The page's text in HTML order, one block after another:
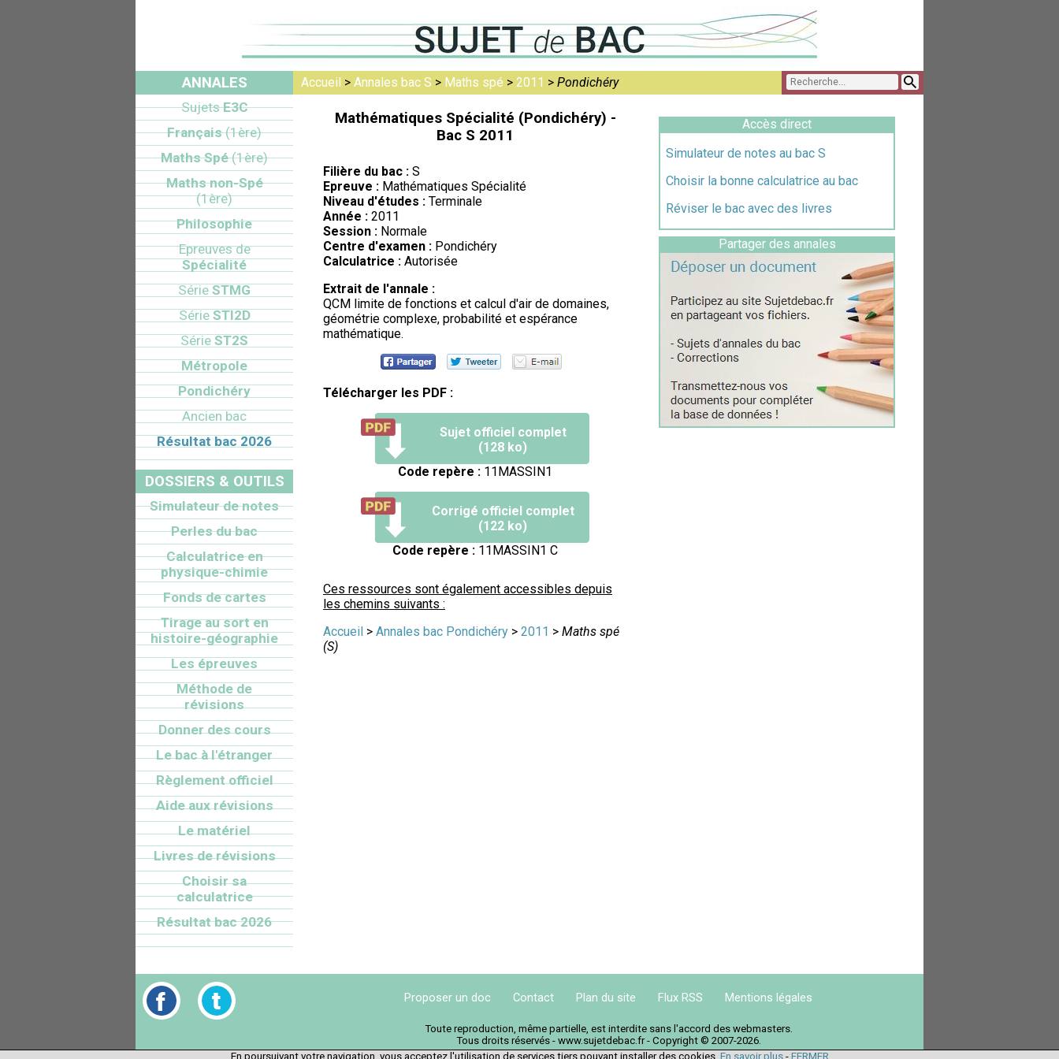
Accueil > Annales bac S > Maths spé > 2011 > Pondichéry
Mathématiques Spécialité (Pondichéry) -
Bac S 2011
Filière du bac : S
Epreuve : Mathématiques Spécialité
Niveau d'études : Terminale
Année : 2011
Session : Normale
Centre d'examen : Pondichéry
Calculatrice : Autorisée
Extrait de l'annale :
QCM limite de fonctions et calcul d'air de domaines,
géométrie complexe, probabilité et espérance
mathématique.
Télécharger les PDF :
Sujet officiel complet
(128 ko)
Code repère : 11MASSIN1
Corrigé officiel complet
(122 ko)
Code repère : 11MASSIN1 C
Ces ressources sont également accessibles depuis
les chemins suivants :
Accueil > Annales bac Pondichéry > 2011 > Maths spé
(S)
Accès direct
Simulateur de notes au bac S
Choisir la bonne calculatrice au bac
Réviser le bac avec des livres
Partager des annales
ANNALES
SujetsE3C
Français(1ère)
Maths Spé(1ère)
Maths non-Spé
(1ère)
Philosophie
Epreuves de
Spécialité
Série STMG
SérieSTI2D
Série ST2S
Métropole
Pondichéry
Ancien bac
Résultat bac 2026
DOSSIERS & OUTILS
Simulateur de notes
Perles du bac
Calculatrice en
physique-chimie
Fonds de cartes
Tirage au sort en
histoire-géographie
Les épreuves
Méthode de
révisions
Donner des cours
Le bac à l'étranger
Règlement officiel
Aide aux révisions
Le matériel
Livres de révisions
Choisir sa
calculatrice
Résultat bac 2026
Proposer un doc Contact Plan du site Flux RSS Mentions légales
Toute reproduction, même partielle, est interdite sans l'accord des webmasters.
Tous droits réservés - www.sujetdebac.fr - Copyright © 2007-2026.
En poursuivant votre navigation, vous acceptez l'utilisation de services tiers pouvant installer des cookies. En savoir plus- FERMER